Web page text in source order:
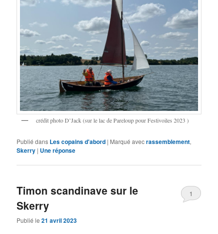
crédit photo D’Jack (sur le lac de Pareloup pour Festivoiles 2023 )
Publié dans Les copains d'abord | Marqué avecrassemblement,
Skerry | Uneréponse
Timon scandinave sur le
Skerry
Publié le21 avril 2023
1